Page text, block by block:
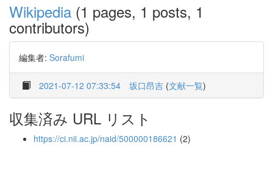
Wikipedia (1 pages, 1 posts, 1
contributors)
編集者: Sorafumi
2021-07-12 07:33:54 坂口昂吉 (文献一覧)
収集済み URL リスト
https://ci.nii.ac.jp/naid/500000186621 (2)